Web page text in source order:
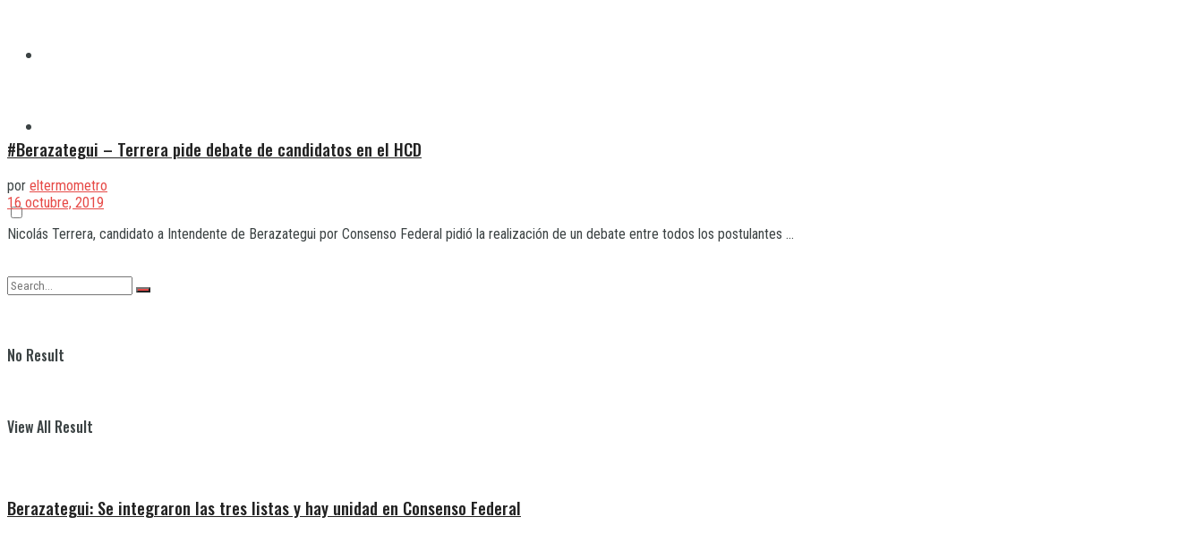
No Result
View All Result
#Berazategui – Terrera pide debate de candidatos en el HCD
por eltermometro
16 octubre, 2019
Nicolás Terrera, candidato a Intendente de Berazategui por Consenso Federal pidió la realización de un debate entre todos los postulantes ...
Berazategui: Se integraron las tres listas y hay unidad en Consenso Federal